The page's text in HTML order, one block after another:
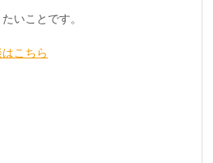
いことです。
こちら